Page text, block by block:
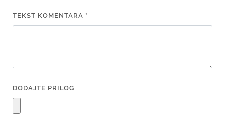
TEKST KOMENTARA *
DODAJTE PRILOG